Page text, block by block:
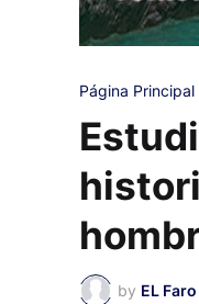
Página Principal
by EL Faro